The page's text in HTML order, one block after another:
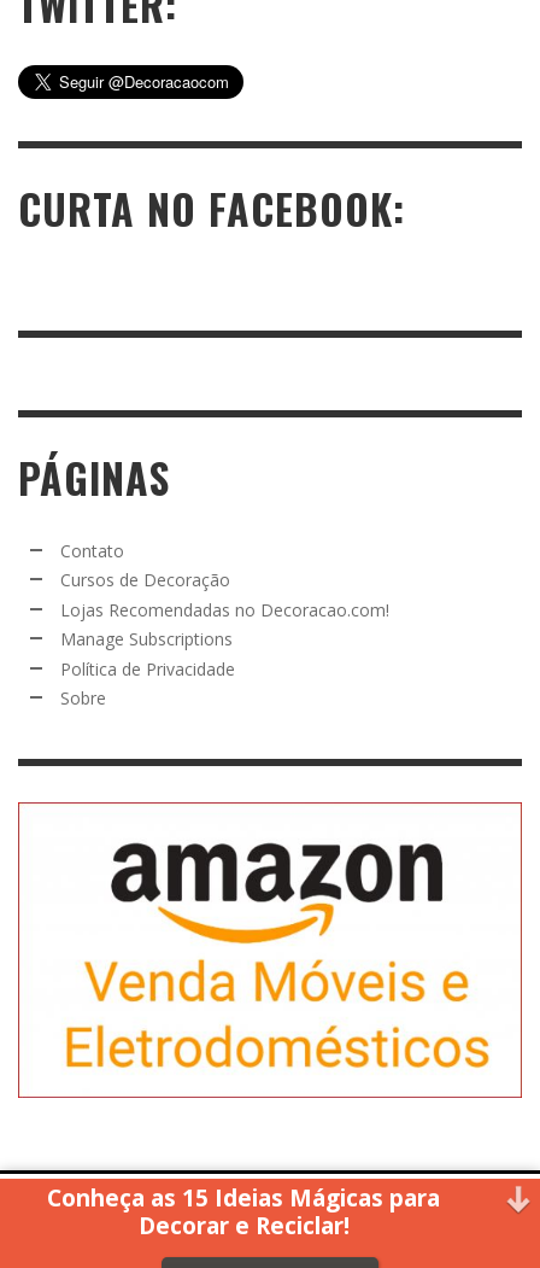
CURTA NO FACEBOOK:
PÁGINAS
Contato
Cursos de Decoração
Lojas Recomendadas no Decoracao.com!
Manage Subscriptions
Política de Privacidade
Sobre
Copyright © 2014. All rights reserved.
↑ Back to top
Conheça as 15 Ideias Mágicas para
Decorar e Reciclar!